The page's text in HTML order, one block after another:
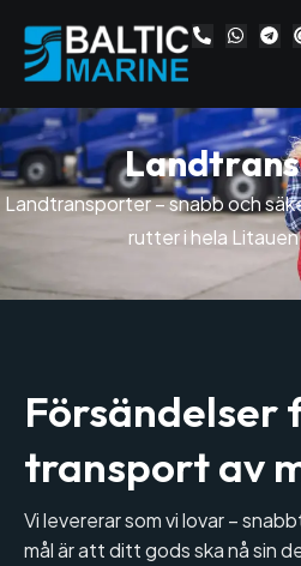
Landtrans
Landtransporter – snabb och
rutter i hela
Försändelser
transport av
Vi levererar som vi lovar –
mål är att ditt gods ska nå sin